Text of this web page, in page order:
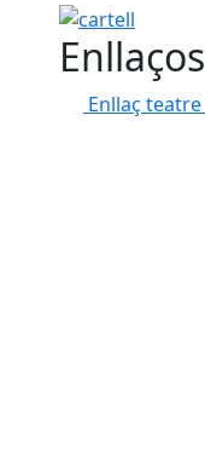
cartell
Enllaços
Enllaç teatre